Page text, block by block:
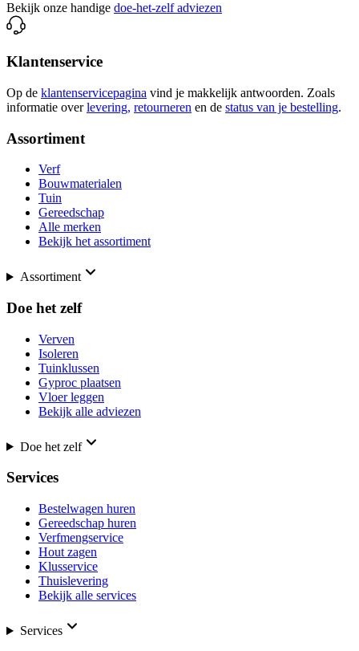
Bekijk onze handige doe-het-zelf adviezen
Klantenservice
Op de klantenservicepagina vind je makkelijk antwoorden. Zoals
informatie over levering, retourneren en de status van je bestelling.
Assortiment
Verf
Bouwmaterialen
Tuin
Gereedschap
Alle merken
Bekijk het assortiment
Assortiment
Doe het zelf
Verven
Isoleren
Tuinklussen
Gyproc plaatsen
Vloer leggen
Bekijk alle adviezen
Doe het zelf
Services
Bestelwagen huren
Gereedschap huren
Verfmengservice
Hout zagen
Klusservice
Thuislevering
Bekijk alle services
Services